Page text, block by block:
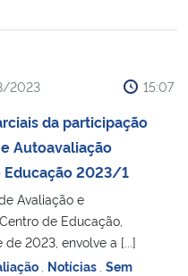
2023 15:07
da participação
Autoavaliação
2023/1
Avaliação e
de Educação,
2023, envolve a [...]
Notícias Sem